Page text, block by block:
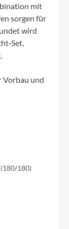
mit
sorgen für
wird
und
180)